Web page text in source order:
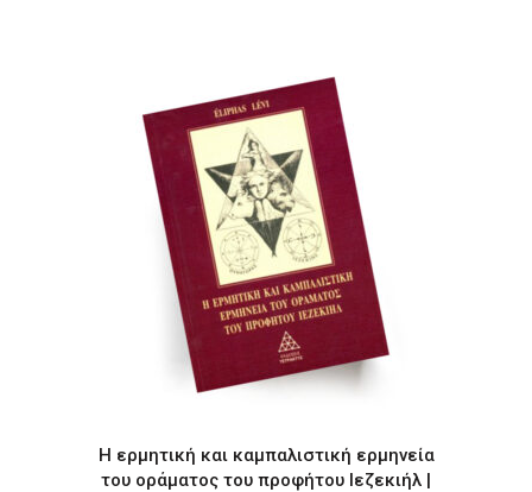
Η ερμητική και καμπαλιστική ερμηνεία
του οράματος του προφήτου Ιεζεκιήλ |